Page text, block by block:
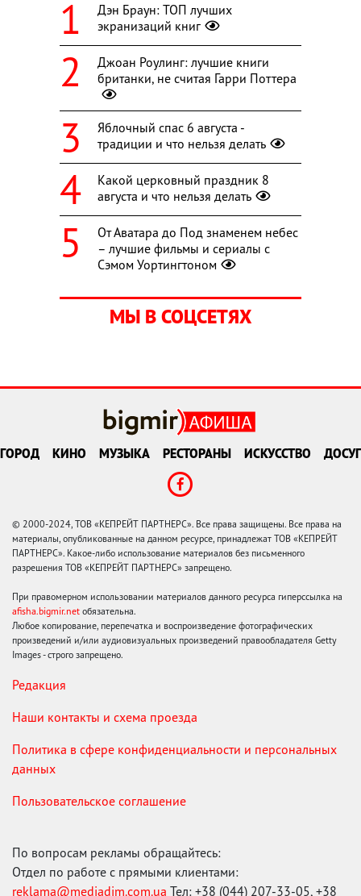
Дэн Браун: ТОП лучших
экранизаций книг
Джоан Роулинг: лучшие книги
британки, не считая Гарри Поттера
Яблочный спас 6 августа -
традиции и что нельзя делать
Какой церковный праздник 8
августа и что нельзя делать
От Аватара до Под знаменем небес
– лучшие фильмы и сериалы с
Сэмом Уортингтоном
МЫ В СОЦСЕТЯХ
ГОРОД КИНО МУЗЫКА РЕСТОРАНЫ ИСКУССТВО ДОСУГ
© 2000-2024, ТОВ «КЕПРЕЙТ ПАРТНЕРС». Все права защищены. Все права на
материалы, опубликованные на данном ресурсе, принадлежат ТОВ «КЕПРЕЙТ
ПАРТНЕРС». Какое-либо использование материалов без письменного
разрешения ТОВ «КЕПРЕЙТ ПАРТНЕРС» запрещено.
При правомерном использовании материалов данного ресурса гиперссылка на
afisha.bigmir.net обязательна.
Любое копирование, перепечатка и воспроизведение фотографических
произведений и/или аудиовизуальных произведений правообладателя Getty
Images - строго запрещено.
Редакция
Наши контакты и схема проезда
Политика в сфере конфиденциальности и персональных
данных
Пользовательское соглашение
По вопросам рекламы обращайтесь:
Отдел по работе с прямыми клиентами:
reklama@mediadim.com.ua Тел: +38 (044) 207-33-05, +38